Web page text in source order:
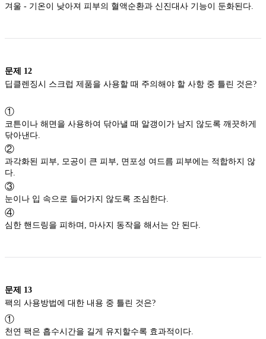
겨울 - 기온이 낮아져 피부의 혈액순환과 신진대사 기능이 둔화된다.
문제 12
딥클렌징시 스크럽 제품을 사용할 때 주의해야 할 사항 중 틀린 것은?
①
코튼이나 해면을 사용하여 닦아낼 때 알갱이가 남지 않도록 깨끗하게
닦아낸다.
②
과각화된 피부, 모공이 큰 피부, 면포성 여드름 피부에는 적합하지 않
다.
③
눈이나 입 속으로 들어가지 않도록 조심한다.
④
심한 핸드링을 피하며, 마사지 동작을 해서는 안 된다.
문제 13
①
천연 팩은 흡수시간을 길게 유지할수록 효과적이다.